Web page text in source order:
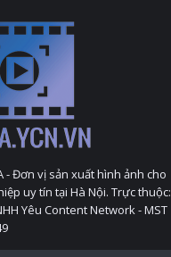
- Đơn vị sản xuất hình ảnh cho
uy tín tại Hà Nội. Trực thuộc:
Yêu Content Network - MST